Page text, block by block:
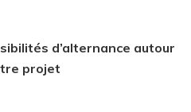
d’alternance autour
projet